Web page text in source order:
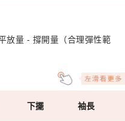
放量 - 撐開量（合理彈性範
下擺 袖長